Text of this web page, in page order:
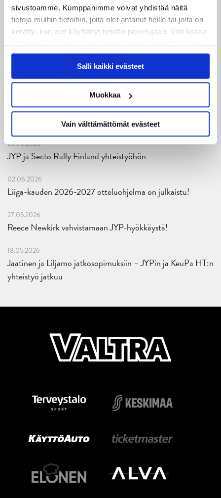
sivustoamme. Kumppanimme voivat yhdistää näitä
tietoja muihin tietoihin, joita olet antanut heille tai joita on
kerätty, kun olet käyttänyt heidän palvelujaan. Voit koska
käytöstäEvästeet-sivultamme.
Salli kaikki evästeet
Muokkaa
Vain välttämättömät evästeet
04.08.2026
Joukkueen yhteisharjoitukset ovat alkaneet – ensimmäinen
mittari luvassa jo heti viikonloppuna Tampere Cupissa!
JYPin harjoitusottelut tulevalle 2026-2027 kaudelle on
julkaistu!
27.07.2026
Ruotsalaishyökkääjä Arvid Costmar JYPiin
25.06.2026
JYP ja Secto Rally Finland yhteistyöhön
02.06.2026
Liiga-kauden 2026-2027 otteluohjelma on julkaistu!
27.05.2026
Reece Newkirk vahvistamaan JYP-hyökkäystä!
18.05.2026
Jaatinen ja Liljamo jatkosopimuksiin – JYPin ja KeuPa HT:n
yhteistyö jatkuu